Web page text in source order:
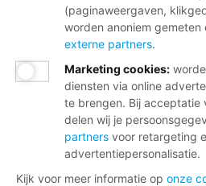
(paginaweergaven,
worden anoniem
externe partners.
Marketing cookies:
diensten via online
te brengen. Bij acceptatie
delen wij je
partners voor retargeting
advertentiepersonalisatie.
Kijk voor meer informatie op onze